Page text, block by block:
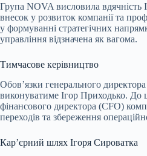
Група NOVA висловила вдячність
внесок у розвиток компанії та
у формуванні стратегічних
управління відзначена як вагома.
Тимчасове керівництво
Обов’язки генерального
виконуватиме Ігор Приходько. До
фінансового директора (CFO)
переходів та збереження
Кар’єрний шлях Ігоря Сироватка